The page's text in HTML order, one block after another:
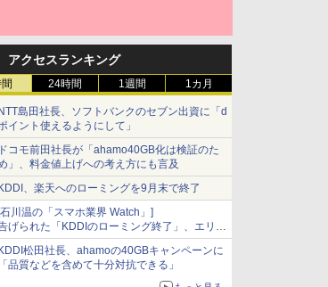
アクセスランキング
24時間 1週間 1カ月
NTT島田社長、ソフトバンクのセブン出資に「d
イント使えるようにして」
ドコモ前田社長が「ahamo40GB化は検証のた
」、料金値上げへの考え方にも言及
KDDI、楽天へのローミングを9月末で終了
[石川温の「スマホ業界 Watch」]
げられた「KDDIのローミング終了」、エリア
ップの落とし穴と楽天モバイルの課題
KDDI松田社長、ahamoの40GBキャンペーンに
「品質などを含めて十分対抗できる」